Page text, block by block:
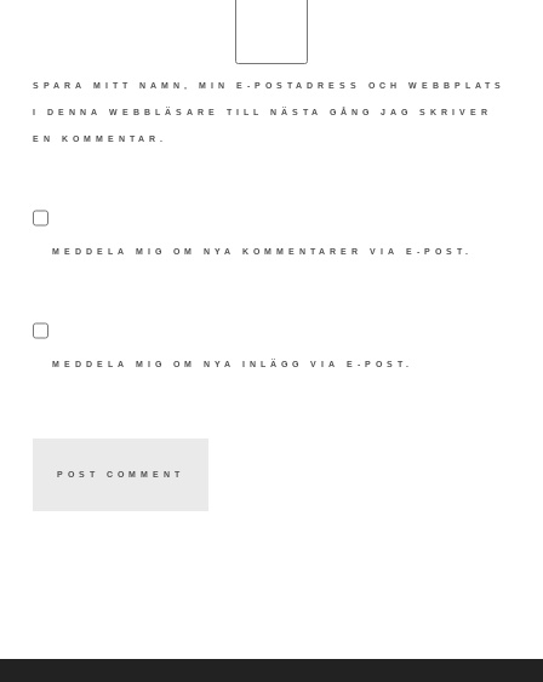
SPARA MITT NAMN, MIN E-POSTADRESS OCH WEBBPLATS
I DENNA WEBBLÄSARE TILL NÄSTA GÅNG JAG SKRIVER
EN KOMMENTAR.
MEDDELA MIG OM NYA KOMMENTARER VIA E-POST.
MEDDELA MIG OM NYA INLÄGG VIA E-POST.